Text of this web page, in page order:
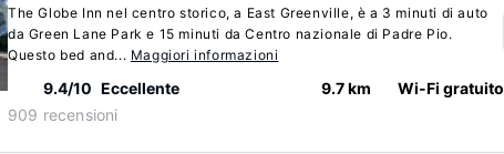
The Globe Inn nel centro storico, a East Greenville, è a 3 minuti di auto
da Green Lane Park e 15 minuti da Centro nazionale di Padre Pio.
Questo bed and... Maggiori informazioni
9.4/10 Eccellente
909 recensioni
9.7 km Wi-Fi gratuito